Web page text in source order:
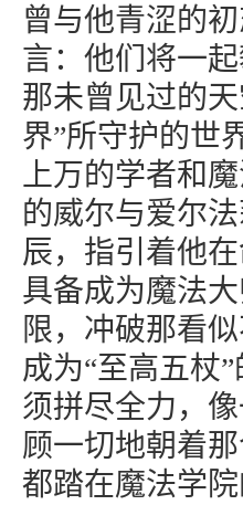
曾与他青涩的
言：他们将一
那未曾见过的
界”所守护的世
上万的学者和
的威尔与爱尔
辰，指引着他
具备成为魔法
限，冲破那看
成为“至高五杖
须拼尽全力，
顾一切地朝着
都踏在魔法学